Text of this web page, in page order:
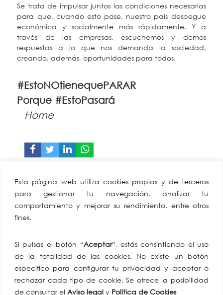
Esta página web utiliza cookies propias y de terceros
para gestionar tu navegación, analizar tu
comportamiento y mejorar su rendimiento, entre otros
fines.
Si pulsas el botón “Aceptar”, estás consintiendo el uso
de la totalidad de las cookies. No existe un botón
específico para configurar tu privacidad y aceptar o
rechazar cada tipo de cookie. Se ofrece la posibilidad
de consultar el Aviso legal y Política de Cookies
Se trata de impulsar juntos las condiciones necesarias
para que, cuando esto pase, nuestro país despegue
económica y socialmente más rápidamente. Y a
través de las empresas, escuchemos y demos
respuestas a lo que nos demanda la sociedad,
creando, además, oportunidades para todos.
#EstoNOtienequePARAR
Porque #EstoPasará
Home
Confederación
Andaluza Empresarios
Alimentación y
Sevilla
tlf: +34 954 86 91 07
email:
comunicacion@caea.es